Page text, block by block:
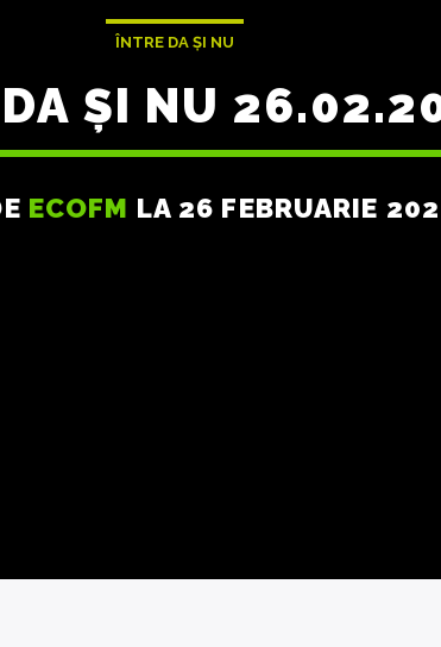
ÎNTRE DA ȘI NU
ȘI NU
ECOFM LA 26 FEBRUARIE